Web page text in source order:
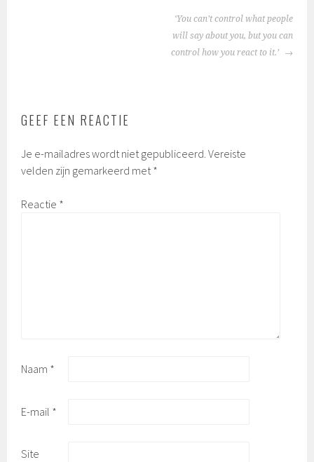
‘You can’t control what people
will say about you, but you can
control how you react to it.’
GEEF EEN REACTIE
Je e-mailadres wordt niet gepubliceerd. Vereiste
velden zijn gemarkeerd met *
Reactie *
Naam *
E-mail *
Site